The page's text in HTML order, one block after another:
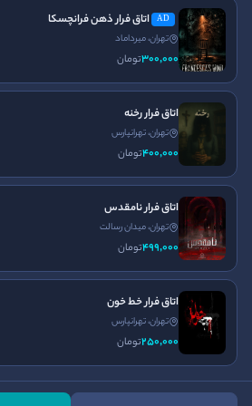
AD اتاق فرار ذهن فرانچسکا
تهران، میرداماد
300٬000تومان
اتاق فرار رخنه
تهران، تهرانپارس
400٬000تومان
اتاق فرار نامقدس
تهران، میدان رسالت
499٬000تومان
اتاق فرار خط خون
تهران، تهرانپارس
250٬000تومان
اتاق فرار فال شیطانی
ورود
تماس با ما
قوانین و مقررات
مجله ایران اسکیپ
نصب اپلیکیشن ایران اسکیپ
اتاق فرار ترسناک اتاق فرار اصفهان اتاق فرار تهران
اتاق فرار مشهد